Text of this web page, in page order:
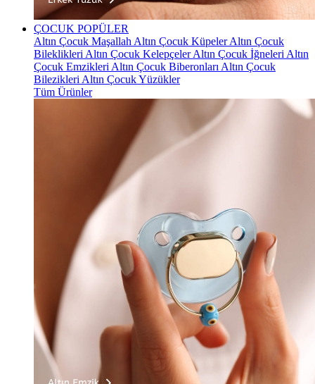
ÇOCUK POPÜLER
Altın Çocuk Maşallah Altın Çocuk KüpelerAltın Çocuk
Bileklikleri Altın Çocuk KelepçelerAltın Çocuk İğneleri Altın
Çocuk Emzikleri Altın Çocuk Biberonları Altın Çocuk
Bilezikleri Altın Çocuk Yüzükler
Tüm Ürünler